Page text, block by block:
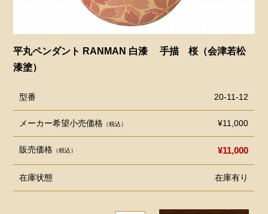
平丸ペンダント RANMAN 白漆 手描 桜（会津若松
漆塗）
型番 20-11-12
メーカー希望小売価格 （税込） ¥11,000
販売価格 （税込） ¥11,000
在庫状態 在庫有り